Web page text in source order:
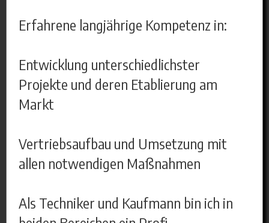
Erfahrene langjährige Kompetenz in:
Entwicklung unterschiedlichster
Projekte und deren Etablierung am
Markt
Vertriebsaufbau und Umsetzung mit
allen notwendigen Maßnahmen
Als Techniker und Kaufmann bin ich in